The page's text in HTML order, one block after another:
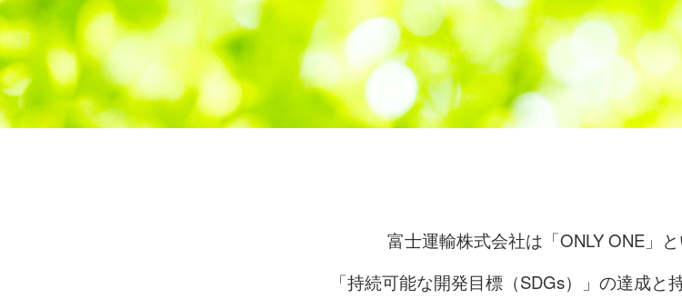
富士運輸株式会社は「ONLY ONE」
「持続可能な開発目標（SDGs）」の達成と